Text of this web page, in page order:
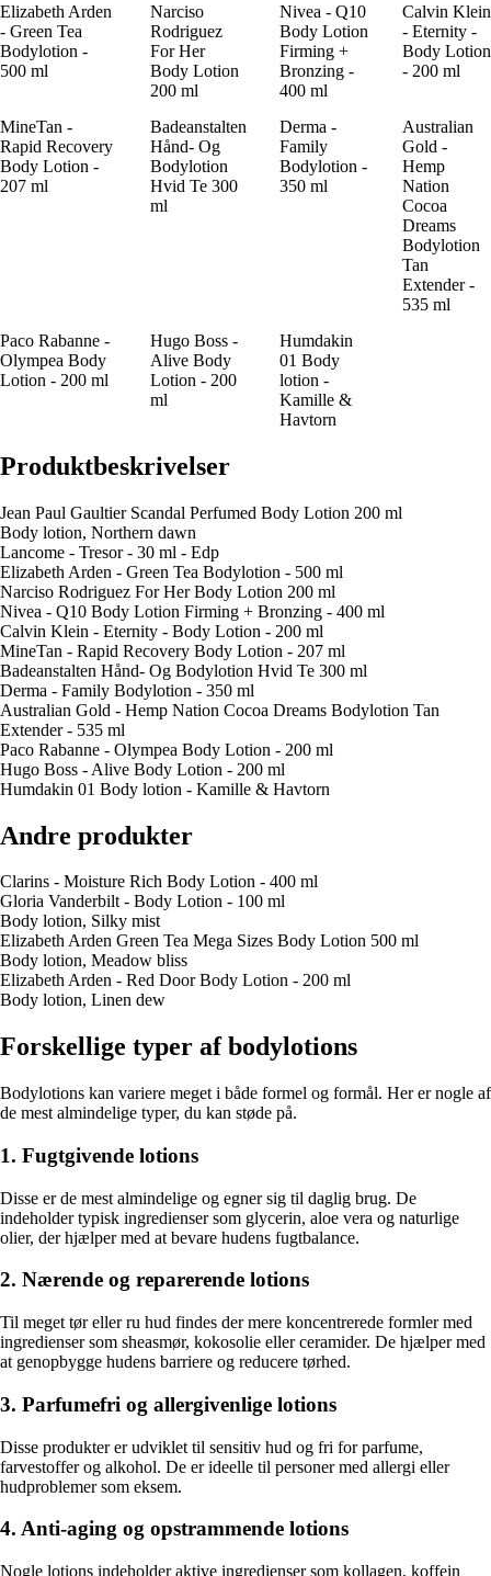
Elizabeth Arden
- Green Tea
Bodylotion -
500 ml
Narciso
Rodriguez
For Her
Body Lotion
200 ml
Nivea - Q10
Body Lotion
Firming +
Bronzing -
400 ml
Calvin Klein
- Eternity -
Body Lotion
- 200 ml
MineTan -
Rapid Recovery
Body Lotion -
207 ml
Badeanstalten
Hånd- Og
Bodylotion
Hvid Te 300
ml
Derma -
Family
Bodylotion -
350 ml
Australian
Gold -
Hemp
Nation
Cocoa
Dreams
Bodylotion
Tan
Extender -
535 ml
Paco Rabanne -
Olympea Body
Lotion - 200 ml
Hugo Boss -
Alive Body
Lotion - 200
ml
Humdakin
01 Body
lotion -
Kamille &
Havtorn
Produktbeskrivelser
Jean Paul Gaultier Scandal Perfumed Body Lotion 200 ml
Body lotion, Northern dawn
Lancome - Tresor - 30 ml - Edp
Elizabeth Arden - Green Tea Bodylotion - 500 ml
Narciso Rodriguez For Her Body Lotion 200 ml
Nivea - Q10 Body Lotion Firming + Bronzing - 400 ml
Calvin Klein - Eternity - Body Lotion - 200 ml
MineTan - Rapid Recovery Body Lotion - 207 ml
Badeanstalten Hånd- Og Bodylotion Hvid Te 300 ml
Derma - Family Bodylotion - 350 ml
Australian Gold - Hemp Nation Cocoa Dreams Bodylotion Tan
Extender - 535 ml
Paco Rabanne - Olympea Body Lotion - 200 ml
Hugo Boss - Alive Body Lotion - 200 ml
Humdakin 01 Body lotion - Kamille & Havtorn
Andre produkter
Clarins - Moisture Rich Body Lotion - 400 ml
Gloria Vanderbilt - Body Lotion - 100 ml
Body lotion, Silky mist
Elizabeth Arden Green Tea Mega Sizes Body Lotion 500 ml
Body lotion, Meadow bliss
Elizabeth Arden - Red Door Body Lotion - 200 ml
Body lotion, Linen dew
Forskellige typer af bodylotions
Bodylotions kan variere meget i både formel og formål. Her er nogle af
de mest almindelige typer, du kan støde på.
1. Fugtgivende lotions
Disse er de mest almindelige og egner sig til daglig brug. De
indeholder typisk ingredienser som glycerin, aloe vera og naturlige
olier, der hjælper med at bevare hudens fugtbalance.
2. Nærende og reparerende lotions
Til meget tør eller ru hud findes der mere koncentrerede formler med
ingredienser som sheasmør, kokosolie eller ceramider. De hjælper med
at genopbygge hudens barriere og reducere tørhed.
3. Parfumefri og allergivenlige lotions
Disse produkter er udviklet til sensitiv hud og fri for parfume,
farvestoffer og alkohol. De er ideelle til personer med allergi eller
hudproblemer som eksem.
4. Anti-aging og opstrammende lotions
Nogle lotions indeholder aktive ingredienser som kollagen, koffein